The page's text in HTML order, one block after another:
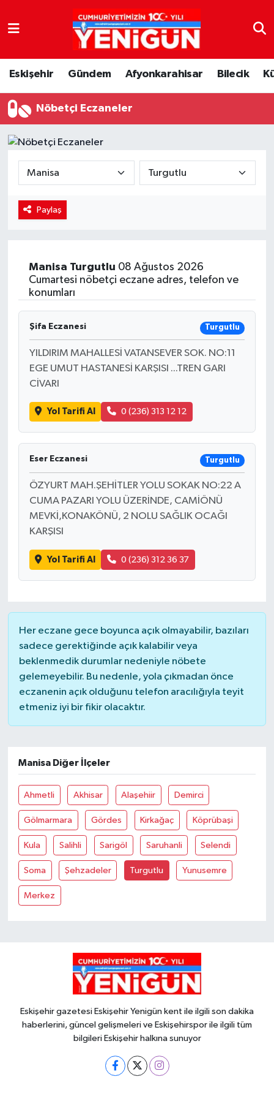
Eskişehir Gündem Afyonkarahisar Bilecik
Nöbetçi Eczaneler
Paylaş
Manisa Turgutlu 08 Ağustos 2026
Cumartesi nöbetçi eczane adres, telefon ve
konumları
Şifa Eczanesi Turgutlu
YILDIRIM MAHALLESİ VATANSEVER SOK. NO:11
EGE UMUT HASTANESİ KARŞISI ...TREN GARI
CİVARI
Yol Tarifi Al 0 (236) 313 12 12
Eser Eczanesi Turgutlu
ÖZYURT MAH.ŞEHİTLER YOLU SOKAK NO:22 A
CUMA PAZARI YOLU ÜZERİNDE, CAMİÖNÜ
MEVKİ,KONAKÖNÜ, 2 NOLU SAĞLIK OCAĞI
KARŞISI
Yol Tarifi Al 0 (236) 312 36 37
Her eczane gece boyunca açık olmayabilir, bazıları
sadece gerektiğinde açık kalabilir veya
beklenmedik durumlar nedeniyle nöbete
gelemeyebilir. Bu nedenle, yola çıkmadan önce
eczanenin açık olduğunu telefon aracılığıyla teyit
etmeniz iyi bir fikir olacaktır.
Manisa Diğer İlçeler
Ahmetli Akhisar Alaşehiir Demirci
Gölmarmara Gördes Kirkağaç Köprübaşi
Kula Salihli Sarigöl Saruhanli Selendi
Soma Şehzadeler Turgutlu Yunusemre
Merkez
Eskişehir gazetesi Eskişehir Yenigün kent ile ilgili son dakika
haberlerini, güncel gelişmeleri ve Eskişehirspor ile ilgili tüm
bilgileri Eskişehir halkına sunuyor
Nöbetçi Eczaneler
Hava Durumu
Trafik Durumu
Süper Lig Puan Durumu ve Fikstür
Tüm Manşetler
Son Dakika Haberleri